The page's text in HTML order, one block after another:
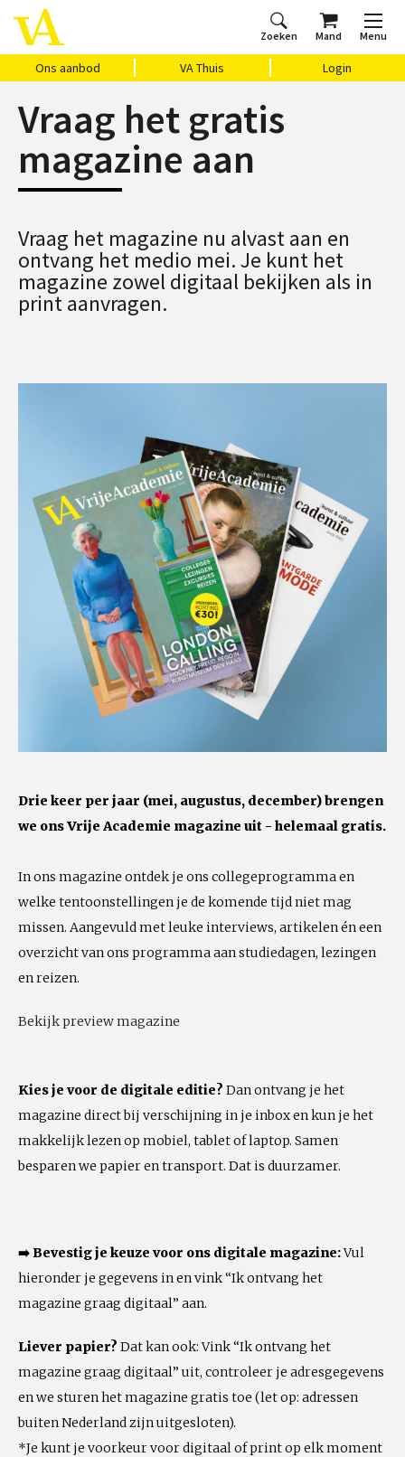
Zoeken Mand Menu
Ons aanbod VA Thuis Login
Home
Ons aanbod
Agenda
VAthuis
Over ons
Vragen?
Cadeaubon
Vraag het gratis
magazine aan
Vraag het magazine nu alvast aan en
ontvang het medio mei. Je kunt het
magazine zowel digitaal bekijken als in
print aanvragen.
Drie keer per jaar (mei, augustus, december) brengen
we ons Vrije Academie magazine uit - helemaal gratis.
In ons magazine ontdek je ons collegeprogramma en
welke tentoonstellingen je de komende tijd niet mag
missen. Aangevuld met leuke interviews, artikelen én een
overzicht van ons programma aan studiedagen, lezingen
en reizen.
Bekijk preview magazine
Kies je voor de digitale editie? Dan ontvang je het
magazine direct bij verschijning in je inbox en kun je het
makkelijk lezen op mobiel, tablet of laptop. Samen
besparen we papier en transport. Dat is duurzamer.
➡️ Bevestig je keuze voor ons digitale magazine:Vul
hieronder je gegevens in en vink “Ik ontvang het
magazine graag digitaal” aan.
Liever papier? Dat kan ook: Vink “Ik ontvang het
magazine graag digitaal” uit, controleer je adresgegevens
en we sturen het magazine gratis toe (let op: adressen
buiten Nederland zijn uitgesloten).
*Je kunt je voorkeur voor digitaal of print op elk moment